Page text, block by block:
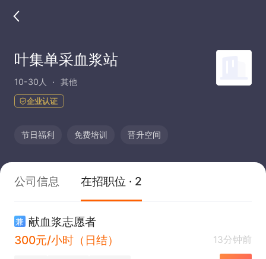
叶集单采血浆站
10-30人 其他
企业认证
节日福利 免费培训 晋升空间
公司信息 在招职位 · 2
兼 献血浆志愿者
300元/小时（日结）
13分钟前